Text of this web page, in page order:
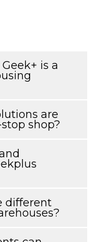
is a
are
shop?
different